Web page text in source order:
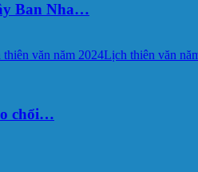
Ban Nha…
văn năm 2024Lịch thiên văn
chổi…